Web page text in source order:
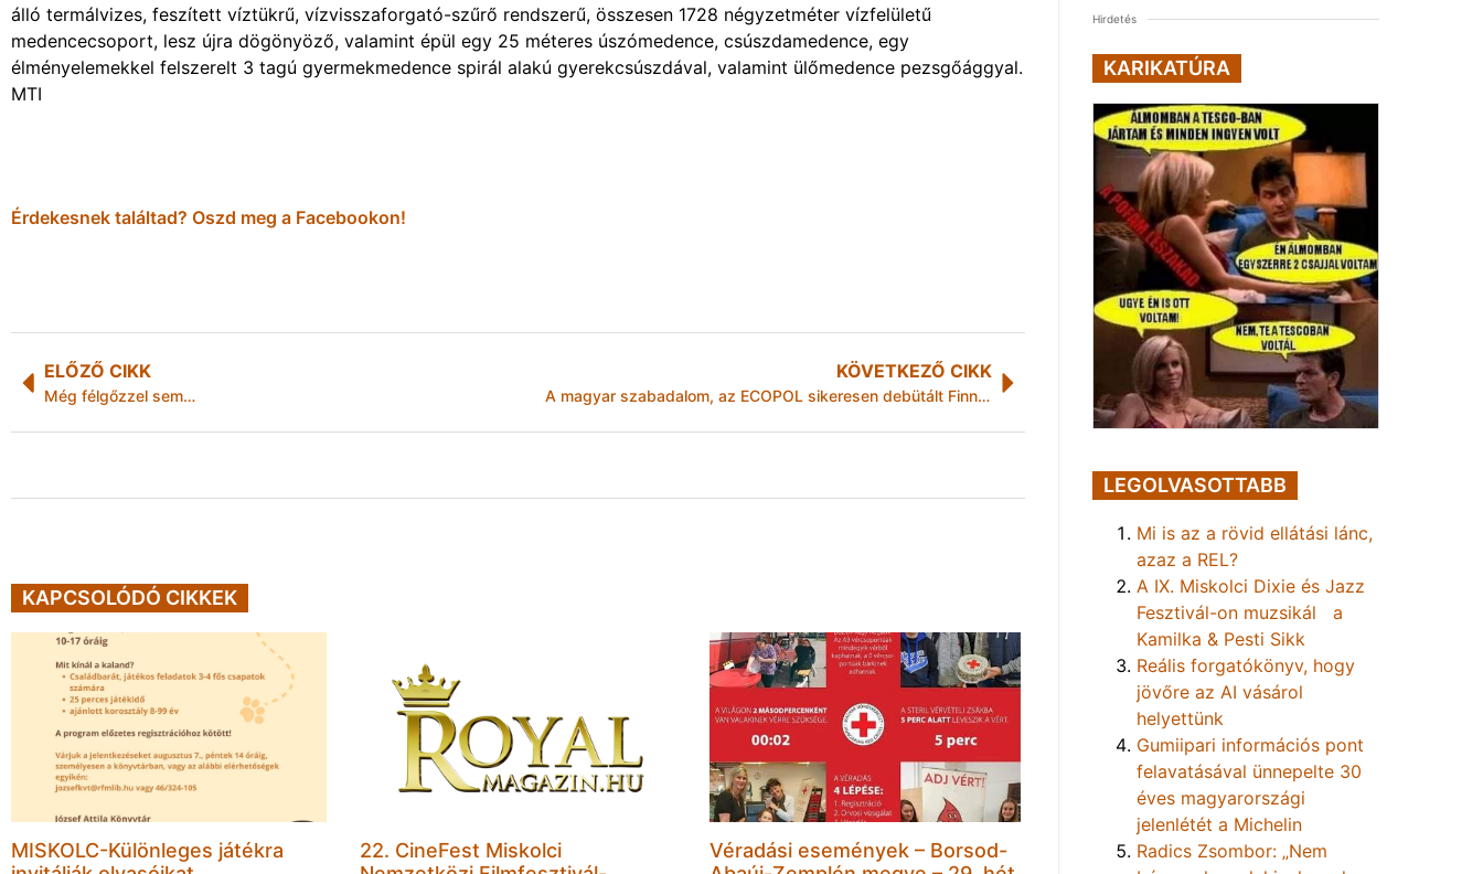
álló termálvizes, feszített víztükrű, vízvisszaforgató-szűrő rendszerű, összesen 1728 négyzetméter vízfelületű
medencecsoport, lesz újra dögönyöző, valamint épül egy 25 méteres úszómedence, csúszdamedence, egy
élményelemekkel felszerelt 3 tagú gyermekmedence spirál alakú gyerekcsúszdával, valamint ülőmedence pezsgőággyal.
MTI
Érdekesnek találtad? Oszd meg a Facebookon!
ELŐZŐ CIKK
Még félgőzzel sem…
KÖVETKEZŐ CIKK
A magyar szabadalom, az ECOPOL sikeresen debütált Finnországban
KAPCSOLÓDÓ CIKKEK
MISKOLC-Különleges játékra
22. CineFest Miskolci
Véradási események – Borsod-
Hirdetés
KARIKATÚRA
LEGOLVASOTTABB
Mi is az a rövid ellátási lánc,
azaz a REL?
A IX. Miskolci Dixie és Jazz
Fesztivál-on muzsikál a
Kamilka & Pesti Sikk
Reális forgatókönyv, hogy
jövőre az AI vásárol
helyettünk
Gumiipari információs pont
felavatásával ünnepelte 30
éves magyarországi
jelenlétét a Michelin
Radics Zsombor: „Nem